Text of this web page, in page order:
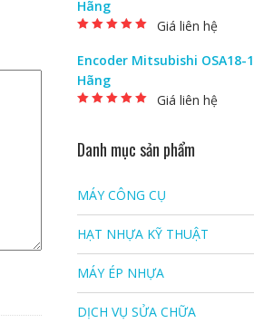
Hãng
Giá liên hệ
Encoder Mitsubishi OSA18-
Hãng
Giá liên hệ
Danh mục sản phẩm
MÁY CÔNG CỤ
HẠT NHỰA KỸ THUẬT
MÁY ÉP NHỰA
DỊCH VỤ SỬA CHỮA